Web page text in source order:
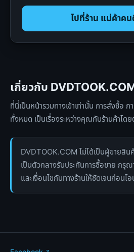
ไปที่ร้าน แม่ค้าค
เกี่ยวกับ
ที่นี่เป็นหน้ารวมทางเข้าเท่านั้น การสั่งซื้อ ก
ทั้งหมด เป็นเรื่องระหว่างคุณกับร้านค้าโด
DVDTOOK.COM ไม่ได้เป็นผู้ขายสินค้
เป็นตัวกลางรับประกันการซื้อขาย กรุณ
และเงื่อนไขกับทางร้านให้ชัดเจนก่อนโ